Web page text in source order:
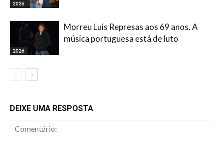
2026
2026
Morreu Luís Represas aos 69 anos. A
música portuguesa está de luto
DEIXE UMA RESPOSTA